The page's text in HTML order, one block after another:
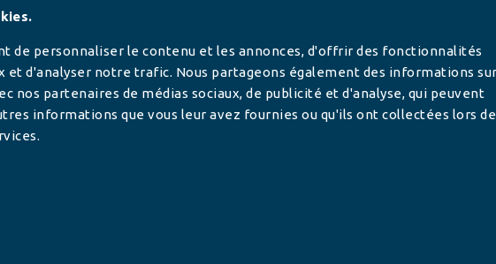
de personnaliser le contenu et les annonces, d'offrir des fonctionnalités
et d'analyser notre trafic. Nous partageons également des informations sur
nos partenaires de médias sociaux, de publicité et d'analyse, qui peuvent
informations que vous leur avez fournies ou qu'ils ont collectées lors de